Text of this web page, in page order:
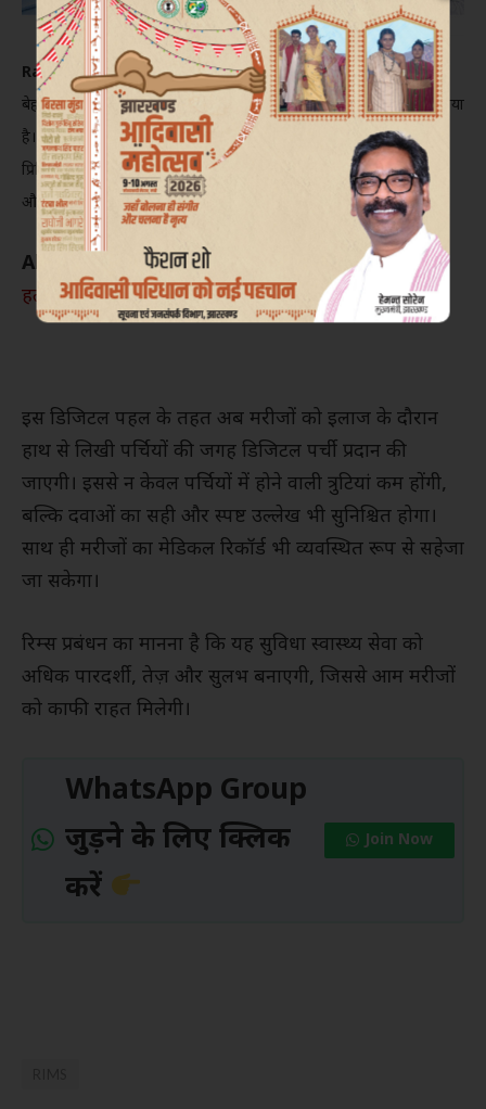
Ranchi:राजेन्द्र इंस्टीट्यूट ऑफ मेडिकल साइंसेज (रिम्स), रांची ने मरीजों को
बेहतर और पारदर्शी चिकित्सा सुविधा देने की दिशा में एक महत्वपूर्ण कदम उठाया
है। रिम्स के चिकित्सा अधीक्षक प्रो. डॉ. हिरेंद्र बिरुआ के निर्देशन में OPD में ई-
प्रिस्क्रिप्शन (e-prescription) सुविधा शुरू करने की दिशा में गहन चर्चा हुई
और इसके कार्यान्वयन की प्रक्रिया तेज़ कर दी गई है।
Also Read :
गर्भवती पत्नी, बेटा-बेटी सहित छह लोगों के
हत्यारे की फांसी की सजा को हाईकोर्ट ने रखा बरकरार
इस डिजिटल पहल के तहत अब मरीजों को इलाज के दौरान
हाथ से लिखी पर्चियों की जगह डिजिटल पर्ची प्रदान की
जाएगी। इससे न केवल पर्चियों में होने वाली त्रुटियां कम होंगी,
बल्कि दवाओं का सही और स्पष्ट उल्लेख भी सुनिश्चित होगा।
साथ ही मरीजों का मेडिकल रिकॉर्ड भी व्यवस्थित रूप से सहेजा
जा सकेगा।
रिम्स प्रबंधन का मानना है कि यह सुविधा स्वास्थ्य सेवा को
अधिक पारदर्शी, तेज़ और सुलभ बनाएगी, जिससे आम मरीजों
को काफी राहत मिलेगी।
WhatsApp Group
जुड़ने के लिए क्लिक
करें
Join Now